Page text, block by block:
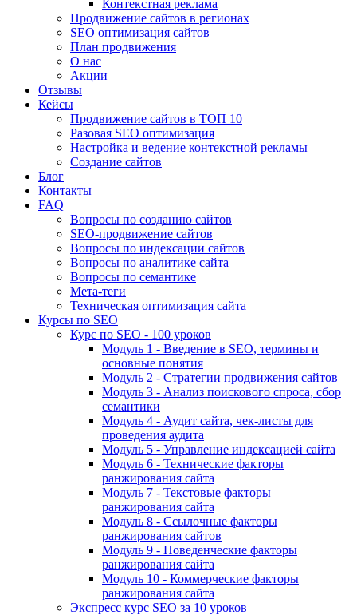
Контекстная реклама
Продвижение сайтов в регионах
SEO оптимизация сайтов
План продвижения
О нас
Акции
Отзывы
Кейсы
Продвижение сайтов в ТОП 10
Разовая SEO оптимизация
Настройка и ведение контекстной рекламы
Создание сайтов
Блог
Контакты
FAQ
Вопросы по созданию сайтов
SEO-продвижение сайтов
Вопросы по индексации сайтов
Вопросы по аналитике сайта
Вопросы по семантике
Мета-теги
Техническая оптимизация сайта
Курсы по SEO
Курс по SEO - 100 уроков
Модуль 1 - Введение в SEO, термины и
основные понятия
Модуль 2 - Стратегии продвижения сайтов
Модуль 3 - Анализ поискового спроса, сбор
семантики
Модуль 4 - Аудит сайта, чек-листы для
проведения аудита
Модуль 5 - Управление индексацией сайта
Модуль 6 - Технические факторы
ранжирования сайта
Модуль 7 - Текстовые факторы
ранжирования сайта
Модуль 8 - Ссылочные факторы
ранжирования сайтов
Модуль 9 - Поведенческие факторы
ранжирования сайта
Модуль 10 - Коммерческие факторы
ранжирования сайта
Экспресс курс SEO за 10 уроков